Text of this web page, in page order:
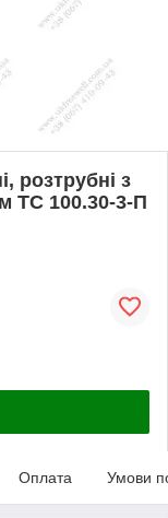
розтрубні з
ТС 100.30-3-П
Оплата Умови